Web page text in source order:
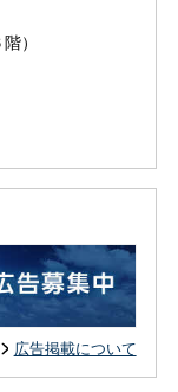
）
広告掲載について